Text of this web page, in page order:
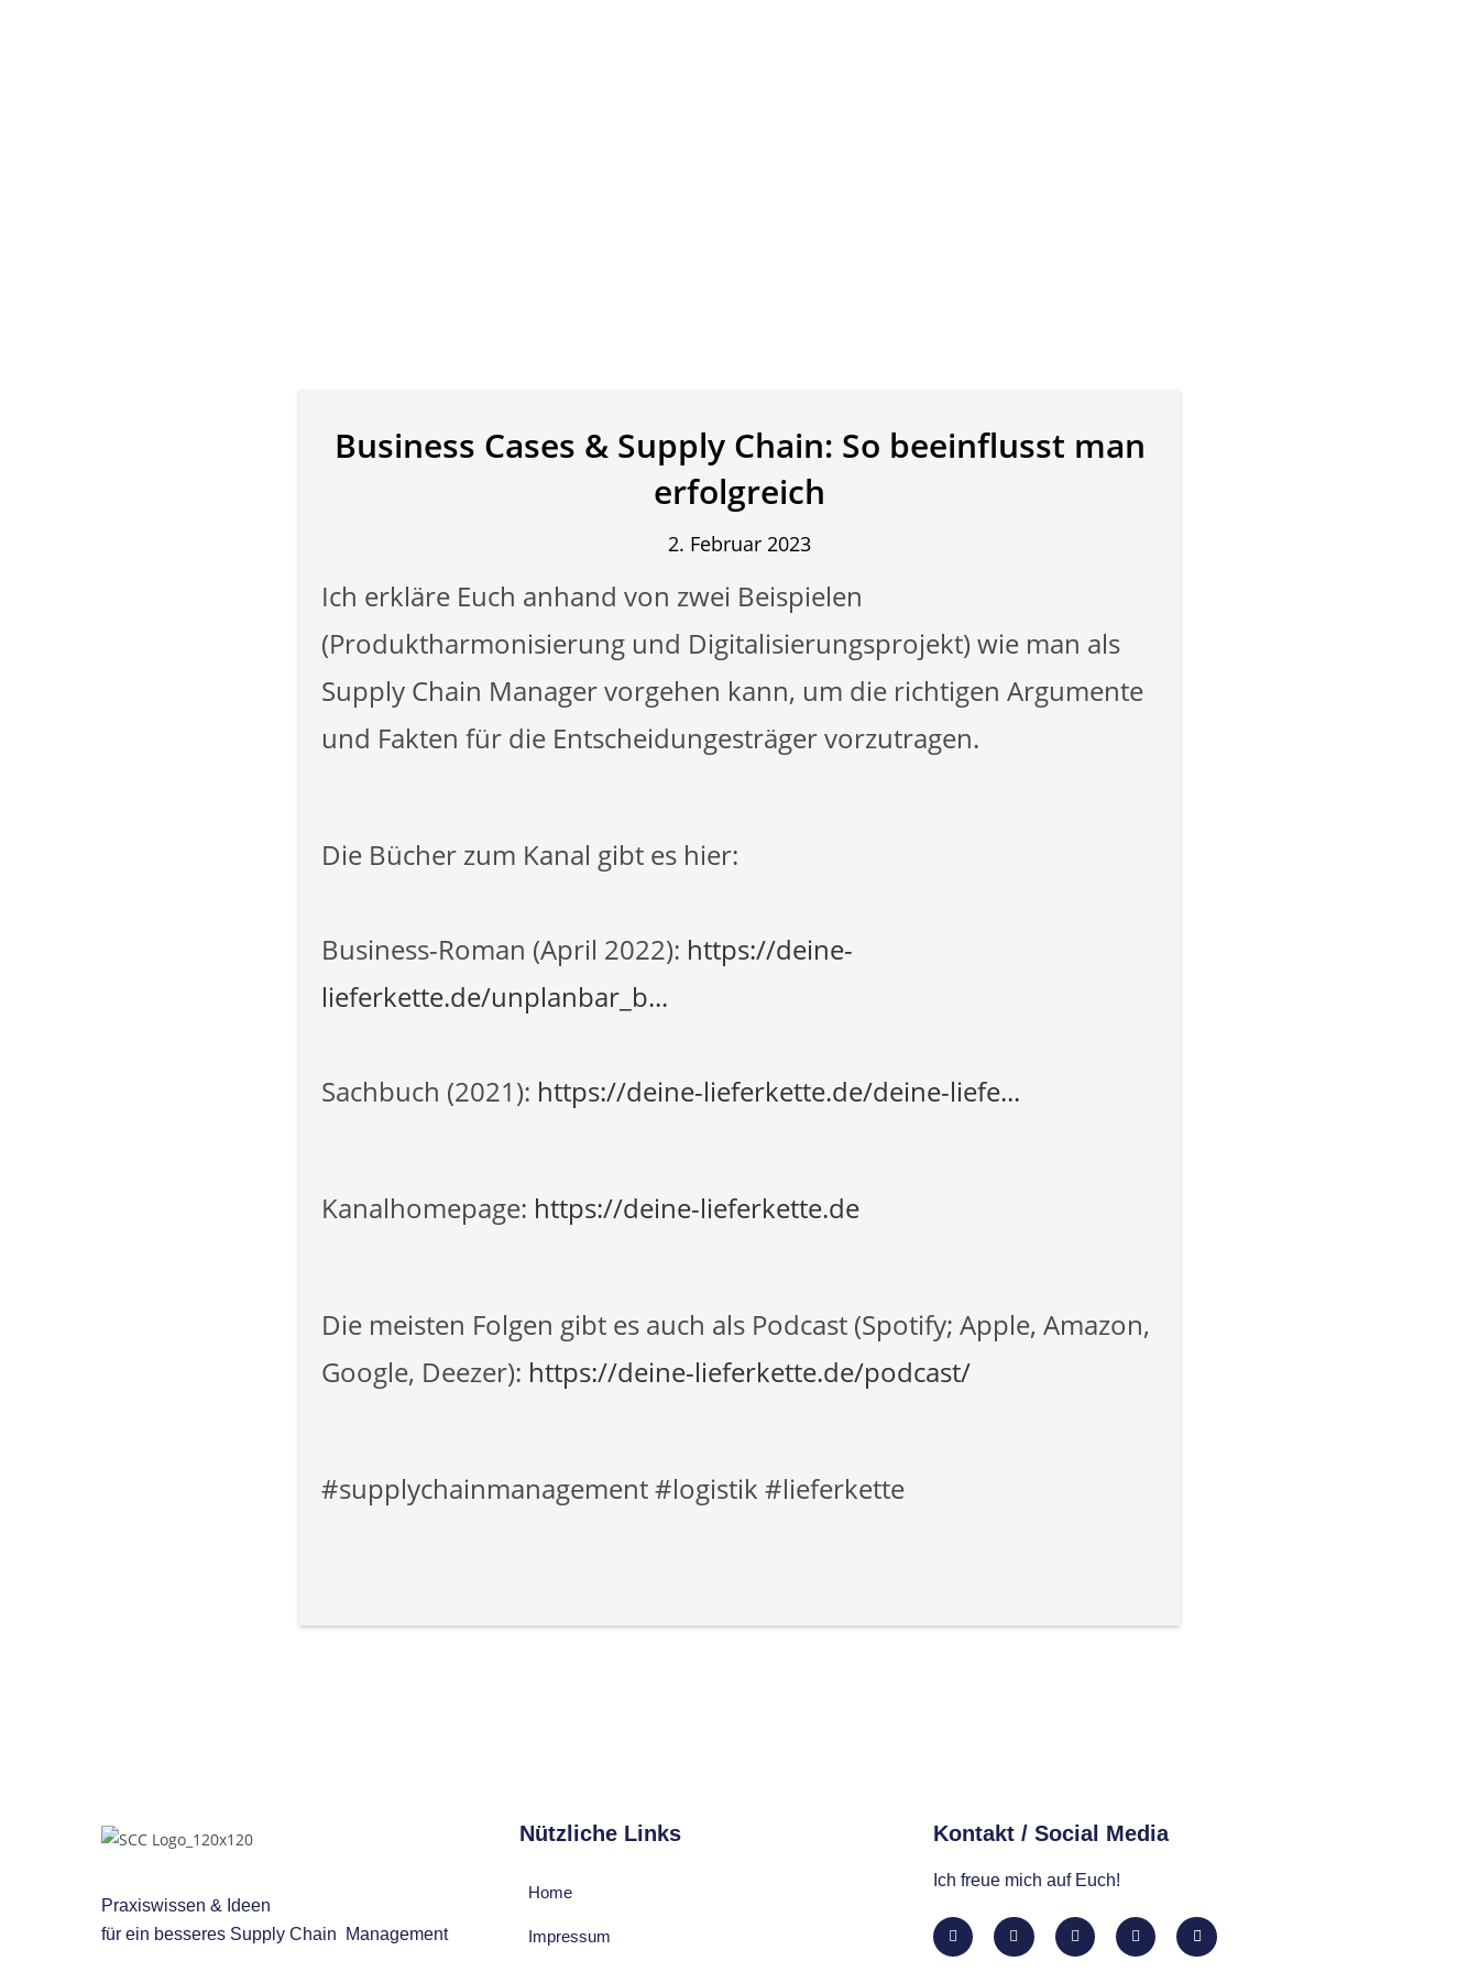
Business Cases & Supply Chain: So beeinflusst man
erfolgreich
2. Februar 2023
Ich erkläre Euch anhand von zwei Beispielen
(Produktharmonisierung und Digitalisierungsprojekt) wie man als
Supply Chain Manager vorgehen kann, um die richtigen Argumente
und Fakten für die Entscheidungesträger vorzutragen.
Die Bücher zum Kanal gibt es hier:
Business-Roman (April 2022): https://deine-
lieferkette.de/unplanbar_b...
Sachbuch (2021): https://deine-lieferkette.de/deine-liefe...
Kanalhomepage: https://deine-lieferkette.de
Die meisten Folgen gibt es auch als Podcast (Spotify; Apple, Amazon,
Google, Deezer): https://deine-lieferkette.de/podcast/
#supplychainmanagement #logistik #lieferkette
Praxiswissen & Ideen
für ein besseres Supply Chain Management
Nützliche Links
Home
Impressum
Kontakt / Social Media​
Ich freue mich auf Euch!